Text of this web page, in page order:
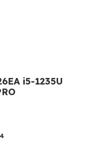
i5-1235U